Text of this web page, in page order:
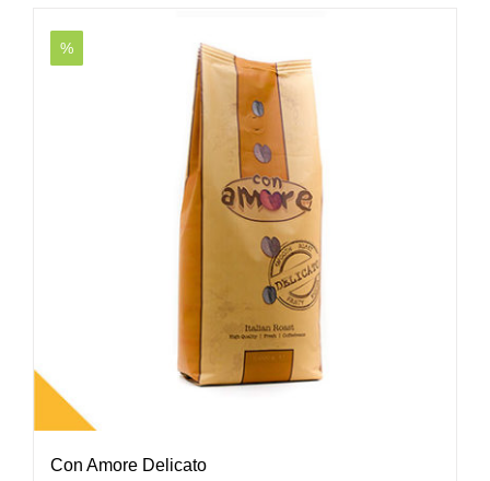
%
Con Amore Delicato